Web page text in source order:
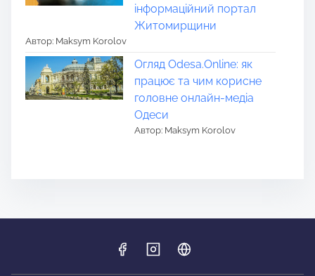
інформаційний портал
Житомирщини
Автор: Maksym Korolov
Огляд Odesa.Online: як
працює та чим корисне
головне онлайн-медіа
Одеси
Автор: Maksym Korolov